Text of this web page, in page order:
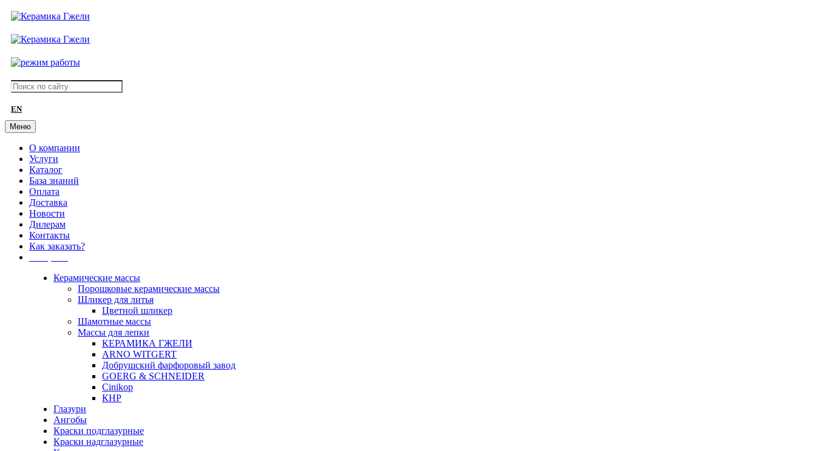
EN
Меню
О компании
Услуги
Каталог
База знаний
Оплата
Доставка
Новости
Дилерам
Контакты
Как заказать?
Керамические массы
Порошковые керамические массы
Шликер для литья
Цветной шликер
Шамотные массы
Массы для лепки
КЕРАМИКА ГЖЕЛИ
ARNO WITGERT
Добрушский фарфоровый завод
GOERG & SCHNEIDER
Cinikop
КНР
Глазури
Ангобы
Краски подглазурные
Краски надглазурные